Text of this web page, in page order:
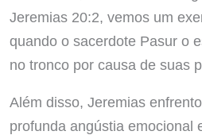
Jeremias 20:2, vemos um
quando o sacerdote Pasur o
no tronco por causa de suas
Além disso, Jeremias
profunda angústia emocional